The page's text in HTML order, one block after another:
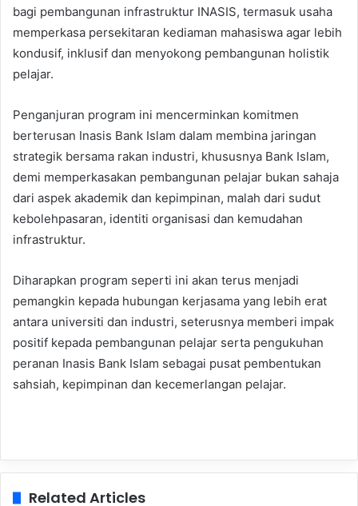
bagi pembangunan infrastruktur INASIS, termasuk usaha
memperkasa persekitaran kediaman mahasiswa agar lebih
kondusif, inklusif dan menyokong pembangunan holistik
pelajar.
Penganjuran program ini mencerminkan komitmen
berterusan Inasis Bank Islam dalam membina jaringan
strategik bersama rakan industri, khususnya Bank Islam,
demi memperkasakan pembangunan pelajar bukan sahaja
dari aspek akademik dan kepimpinan, malah dari sudut
kebolehpasaran, identiti organisasi dan kemudahan
infrastruktur.
Diharapkan program seperti ini akan terus menjadi
pemangkin kepada hubungan kerjasama yang lebih erat
antara universiti dan industri, seterusnya memberi impak
positif kepada pembangunan pelajar serta pengukuhan
peranan Inasis Bank Islam sebagai pusat pembentukan
sahsiah, kepimpinan dan kecemerlangan pelajar.
Related Articles